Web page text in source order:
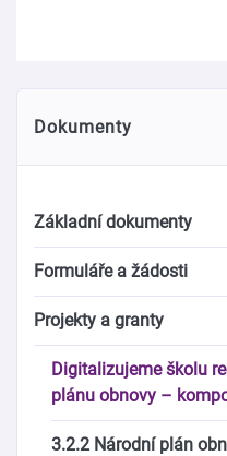
Dokumenty
Základní dokumenty
Formuláře a žádosti
Projekty a granty
Digitalizujeme školu
plánu obnovy –
3.2.2 Národní plán